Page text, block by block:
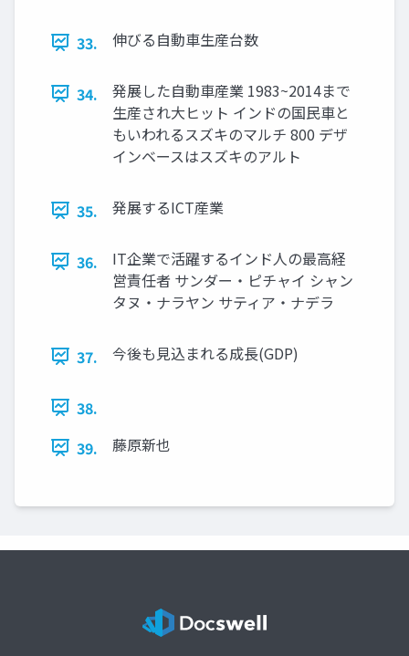
33. 伸びる自動車生産台数
34.
発展した自動車産業 1983~2014まで
生産され大ヒット インドの国民車と
もいわれるスズキのマルチ 800 デザ
インベースはスズキのアルト
35. 発展するICT産業
36.
IT企業で活躍するインド人の最高経
営責任者 サンダー・ピチャイ シャン
タヌ・ナラヤン サティア・ナデラ
37. 今後も見込まれる成長(GDP)
38.
39.
藤原新也